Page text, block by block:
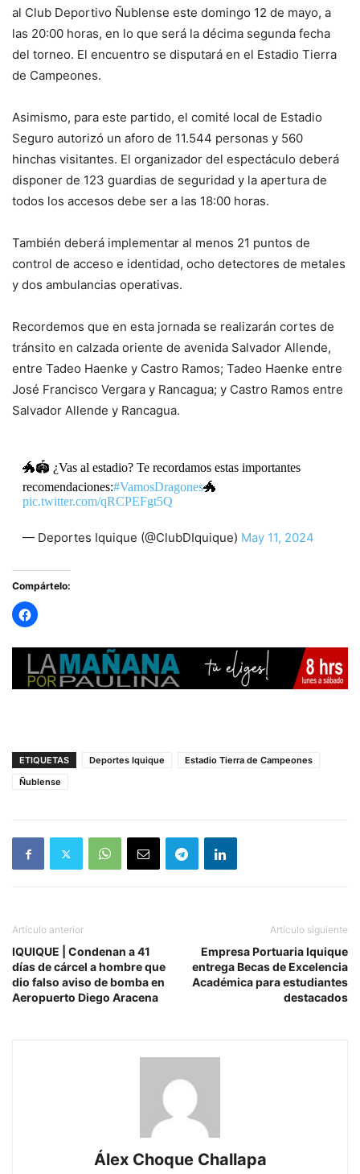
al Club Deportivo Ñublense este domingo 12 de mayo, a
las 20:00 horas, en lo que será la décima segunda fecha
del torneo. El encuentro se disputará en el Estadio Tierra
de Campeones.
Asimismo, para este partido, el comité local de Estadio
Seguro autorizó un aforo de 11.544 personas y 560
hinchas visitantes. El organizador del espectáculo deberá
disponer de 123 guardias de seguridad y la apertura de
todos los accesos debe ser a las 18:00 horas.
También deberá implementar al menos 21 puntos de
control de acceso e identidad, ocho detectores de metales
y dos ambulancias operativas.
Recordemos que en esta jornada se realizarán cortes de
tránsito en calzada oriente de avenida Salvador Allende,
entre Tadeo Haenke y Castro Ramos; Tadeo Haenke entre
José Francisco Vergara y Rancagua; y Castro Ramos entre
Salvador Allende y Rancagua.
🐲🏟 ¿Vas al estadio? Te recordamos estas importantes
recomendaciones:#VamosDragones🐲
pic.twitter.com/qRCPEFgt5Q
— Deportes Iquique (@ClubDIquique) May 11, 2024
Compártelo:
ETIQUETAS Deportes Iquique
Estadio Tierra de Campeones
Ñublense
Artículo anterior
IQUIQUE | Condenan a 41
días de cárcel a hombre que
dio falso aviso de bomba en
Aeropuerto Diego Aracena
Artículo siguiente
Empresa Portuaria Iquique
entrega Becas de Excelencia
Académica para estudiantes
destacados
Álex Choque Challapa